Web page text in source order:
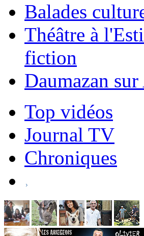
Balades
Théâtre à
fiction
Daumazan
Top vidéos
Journal TV
Chroniques